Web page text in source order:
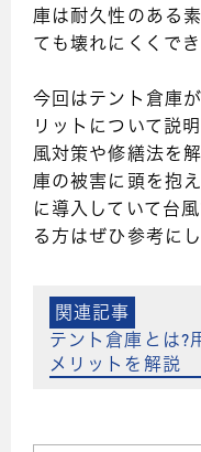
庫は耐久性のある
ても壊れにくくでき
今回はテント倉庫
リットについて説
風対策や修繕法を
庫の被害に頭を抱
に導入していて台
る方はぜひ参考に
関連記事
テント倉庫とは?
メリットを解説